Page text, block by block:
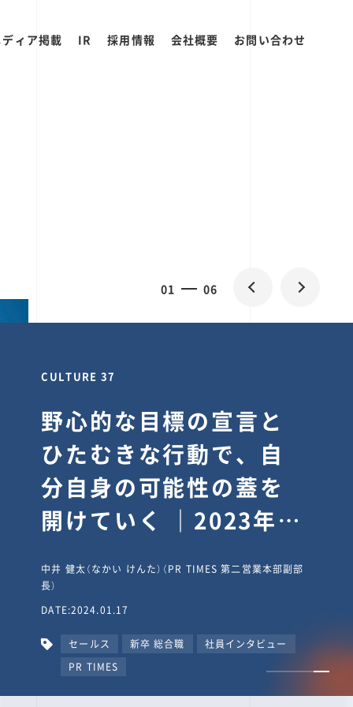
ィア掲載 IR 採用情報 会社概要 お問い合わせ
01 06